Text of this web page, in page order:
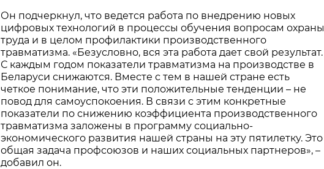
Он подчеркнул, что ведется работа по внедрению новых
цифровых технологий в процессы обучения вопросам охраны
труда и в целом профилактики производственного
травматизма. «Безусловно, вся эта работа дает свой результат.
С каждым годом показатели травматизма на производстве в
Беларуси снижаются. Вместе с тем в нашей стране есть
четкое понимание, что эти положительные тенденции – не
повод для самоуспокоения. В связи с этим конкретные
показатели по снижению коэффициента производственного
травматизма заложены в программу социально-
экономического развития нашей страны на эту пятилетку. Это
общая задача профсоюзов и наших социальных партнеров», –
добавил он.